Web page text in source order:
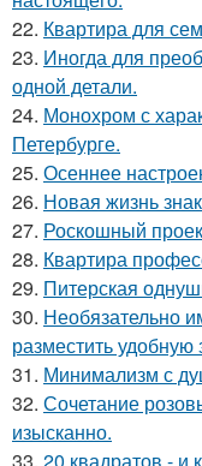
22. Квартира для
23. Иногда для
одной детали.
24. Монохром с
Петербурге.
25. Осеннее
26. Новая жизнь
27. Роскошный
28. Квартира
29. Питерская
30. Необязательно
разместить удобную
31. Минимализм с
32. Сочетание
изысканно.
33. 20 квадратов - и